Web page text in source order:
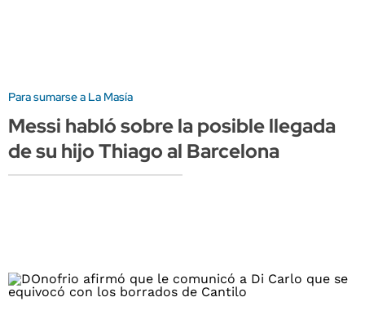
Para sumarse a La Masía
Messi habló sobre la posible llegada
de su hijo Thiago al Barcelona